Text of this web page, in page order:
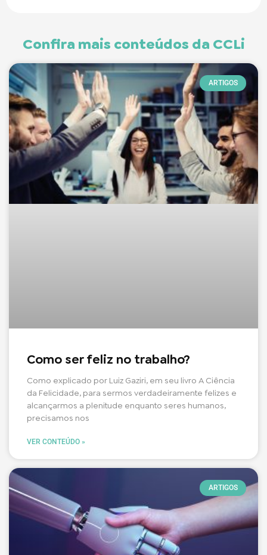
Confira mais conteúdos da CCLi
ARTIGOS
Como ser feliz no trabalho?
Como explicado por Luiz Gaziri, em seu livro A Ciência
da Felicidade, para sermos verdadeiramente felizes e
alcançarmos a plenitude enquanto seres humanos,
precisamos nos
VER CONTEÚDO »
ARTIGOS